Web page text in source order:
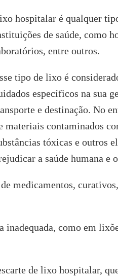
hospitalar é qualquer
de saúde, como
entre outros.
tipo de lixo é
específicos na sua
e destinação. No
materiais contaminados
tóxicas e outros
a saúde humana e
medicamentos,
inadequada, como em
de lixo hospitalar,